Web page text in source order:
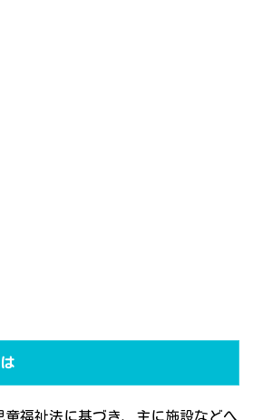
童福祉法に基づき、主に施設などへ